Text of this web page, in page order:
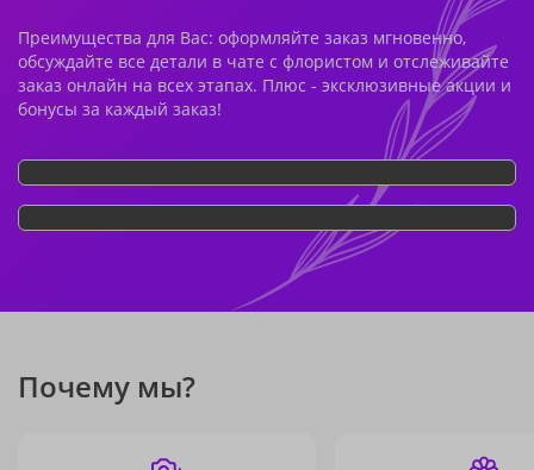
Преимущества для Вас: оформляйте заказ мгновенно,
обсуждайте все детали в чате с флористом и отслеживайте
заказ онлайн на всех этапах. Плюс - эксклюзивные акции и
бонусы за каждый заказ!
Почему мы?